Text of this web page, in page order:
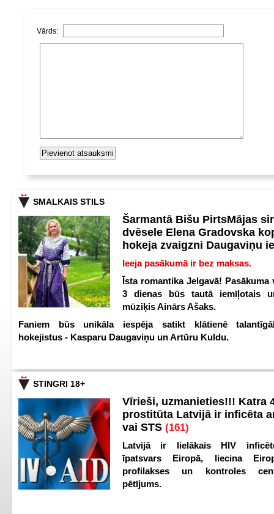
Vārds:
SMALKAIS STILS
Šarmantā Bišu PirtsMājas
dvēsele Elena Gradovska
hokeja zvaigzni Daugaviņu
Ieeja pasākumā ir bez maksas.
Īsta romantika Jelgavā! Pasākuma
3 dienas būs tautā iemīļotais
mūziķis Ainārs Ašaks.
Faniem būs unikāla iespēja satikt klātienē
hokejistus - Kasparu Daugaviņu un Artūru Kuldu.
STINGRI 18+
Vīrieši, uzmanieties!!! Katra
prostitūta Latvijā ir inficēta
vai STS (161)
Latvijā ir lielākais HIV
īpatsvars Eiropā, liecina
profilakses un kontroles
pētījums.